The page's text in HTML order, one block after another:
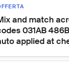
and match
031AB
applied at